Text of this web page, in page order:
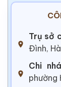
Trụ sở
Đình,
Chi
phường